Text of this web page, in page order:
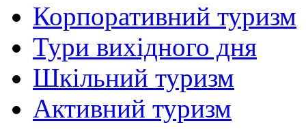
Корпоративний туризм
Тури вихідного дня
Шкільний туризм
Активний туризм